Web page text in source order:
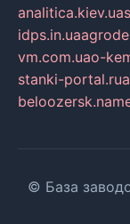
analitica.kiev.ua
idps.in.ua
vm.com.uao-
stanki-portal.ru
© База